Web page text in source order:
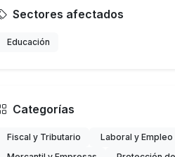
Sectores afectados
Educación
Categorías
Fiscal y Tributario
Laboral y Empleo